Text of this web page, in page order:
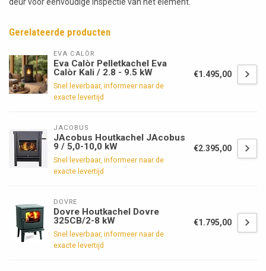
Gerelateerde producten
EVA CALÒR
Eva Calòr Pelletkachel Eva
Calòr Kali / 2.8 - 9.5 kW
Snel leverbaar, informeer naar de
exacte levertijd
€1.495,00
JACOBUS
JAcobus Houtkachel JAcobus
9 / 5,0-10,0 kW
Snel leverbaar, informeer naar de
exacte levertijd
€2.395,00
DOVRE
Dovre Houtkachel Dovre
325CB/2-8 kW
Snel leverbaar, informeer naar de
exacte levertijd
€1.795,00